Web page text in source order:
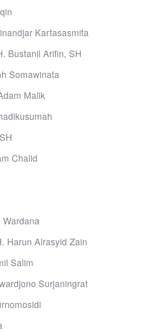
Kartasasmita
Bustanil Arifin, SH
Somawinata
Malik
Chalid
Harun Alrasyid Zain
Salim
Surjaningrat